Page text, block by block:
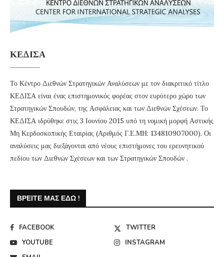
ΚΕΔΙΣΑ
Το Κέντρο Διεθνών Στρατηγικών Αναλύσεων με τον διακριτικό τίτλο
ΚΕΔΙΣΑ είναι ένας επιστημονικός φορέας στον ευρύτερο χώρο των
Στρατηγικών Σπουδών, της Ασφάλειας και των Διεθνών Σχέσεων. Το
ΚΕΔΙΣΑ ιδρύθηκε στις 3 Ιουνίου 2015 υπό τη νομική μορφή Αστικής
Μη Κερδοσκοπικής Εταιρίας (Αριθμός Γ.Ε.ΜΗ: 134810907000). Οι
αναλύσεις μας διεξάγονται από νέους επιστήμονες του ερευνητικού
πεδίου των Διεθνών Σχέσεων και των Στρατηγικών Σπουδών .
ΒΡΕΊΤΕ ΜΑΣ ΕΔΏ !
FACEBOOK
TWITTER
YOUTUBE
INSTAGRAM